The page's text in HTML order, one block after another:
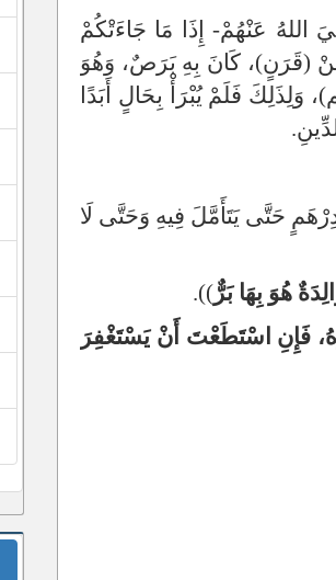
عَنْهُمْ- إِذَا مَا جَاءَتْكُمْ
(قَرَنٍ)، كَانَ بِهِ بَرَصٌ، وَهُوَ
فَلَمْ يُبْرَأْ بِحَالٍ أَبَدًا
حَتَّى يَتَأَمَّلَ فِيهِ وَحَتَّى لَا
هُوَ بِهَا بَرٌّ)).
فَإِنِ اسْتَطَعْتَ أَنْ يَسْتَغْفِرَ